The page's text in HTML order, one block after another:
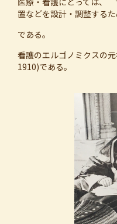
置などを設計・調整する
である。
看護のエルゴノミクスの
1910)である。